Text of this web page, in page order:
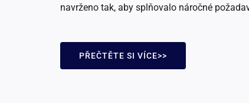
navrženo tak, aby splňovalo náročné
PŘEČTĚTE SI VÍCE>>